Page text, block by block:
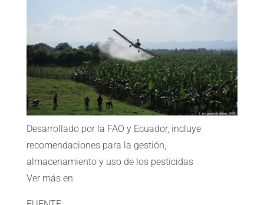
Desarrollado por la FAO y Ecuador, incluye
recomendaciones para la gestión,
almacenamiento y uso de los pesticidas
Ver más en: